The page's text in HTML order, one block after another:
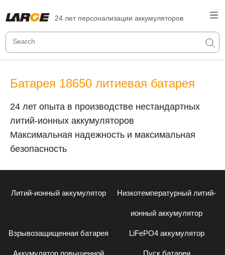
24 лет персонализации аккумуляторов
Батарея 18650 литиевая батарея
24 лет опыта в производстве нестандартных
литий-ионных аккумуляторов
Максимальная надежность и максимальная
безопасность
Литий-ионный аккумулятор Низкотемпературный литий-
ионный аккумулятор
Взрывозащищенная батарея LiFePO4 аккумулятор